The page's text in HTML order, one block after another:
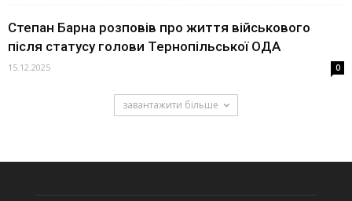
Степан Барна розповів про життя військового
після статусу голови Тернопільської ОДА
15.12.2025 0
завантажити більше